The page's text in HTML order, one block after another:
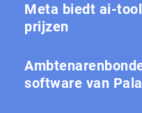
Meta biedt ai-tool
prijzen
software van